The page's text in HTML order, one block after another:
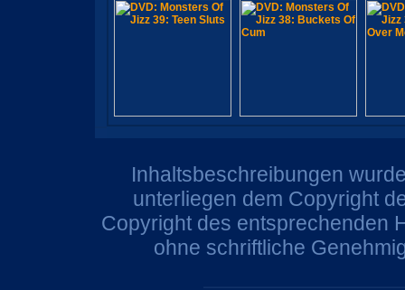
Inhaltsbeschreibungen
unterliegen dem Copyright
Copyright des entsprechenden
ohne schriftliche